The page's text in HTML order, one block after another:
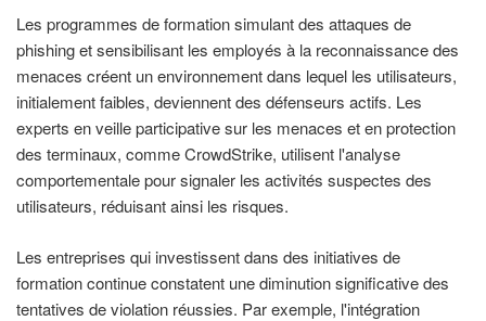
Les programmes de formation simulant des attaques de
phishing et sensibilisant les employés à la reconnaissance des
menaces créent un environnement dans lequel les utilisateurs,
initialement faibles, deviennent des défenseurs actifs. Les
experts en veille participative sur les menaces et en protection
des terminaux, comme CrowdStrike, utilisent l'analyse
comportementale pour signaler les activités suspectes des
utilisateurs, réduisant ainsi les risques.
Les entreprises qui investissent dans des initiatives de
formation continue constatent une diminution significative des
tentatives de violation réussies. Par exemple, l'intégration